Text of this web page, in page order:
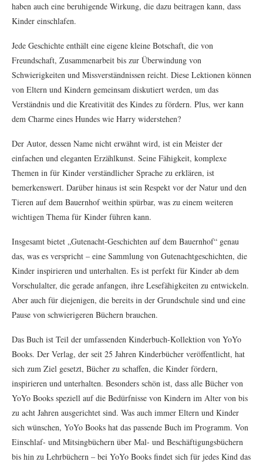
haben auch eine beruhigende Wirkung, die dazu beitragen kann, dass
Kinder einschlafen.
Jede Geschichte enthält eine eigene kleine Botschaft, die von
Freundschaft, Zusammenarbeit bis zur Überwindung von
Schwierigkeiten und Missverständnissen reicht. Diese Lektionen können
von Eltern und Kindern gemeinsam diskutiert werden, um das
Verständnis und die Kreativität des Kindes zu fördern. Plus, wer kann
dem Charme eines Hundes wie Harry widerstehen?
Der Autor, dessen Name nicht erwähnt wird, ist ein Meister der
einfachen und eleganten Erzählkunst. Seine Fähigkeit, komplexe
Themen in für Kinder verständlicher Sprache zu erklären, ist
bemerkenswert. Darüber hinaus ist sein Respekt vor der Natur und den
Tieren auf dem Bauernhof weithin spürbar, was zu einem weiteren
wichtigen Thema für Kinder führen kann.
Insgesamt bietet „Gutenacht-Geschichten auf dem Bauernhof“ genau
das, was es verspricht – eine Sammlung von Gutenachtgeschichten, die
Kinder inspirieren und unterhalten. Es ist perfekt für Kinder ab dem
Vorschulalter, die gerade anfangen, ihre Lesefähigkeiten zu entwickeln.
Aber auch für diejenigen, die bereits in der Grundschule sind und eine
Pause von schwierigeren Büchern brauchen.
Das Buch ist Teil der umfassenden Kinderbuch-Kollektion von YoYo
Books. Der Verlag, der seit 25 Jahren Kinderbücher veröffentlicht, hat
sich zum Ziel gesetzt, Bücher zu schaffen, die Kinder fördern,
inspirieren und unterhalten. Besonders schön ist, dass alle Bücher von
YoYo Books speziell auf die Bedürfnisse von Kindern im Alter von bis
zu acht Jahren ausgerichtet sind. Was auch immer Eltern und Kinder
sich wünschen, YoYo Books hat das passende Buch im Programm. Von
Einschlaf- und Mitsingbüchern über Mal- und Beschäftigungsbüchern
bis hin zu Lehrbüchern – bei YoYo Books findet sich für jedes Kind das